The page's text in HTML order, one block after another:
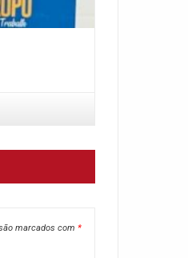
marcados com *